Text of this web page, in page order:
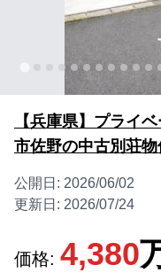
【兵庫県】プライ
市佐野の中古別荘物
公開日: 2026/06/02
更新日: 2026/07/24
価格: 4,380